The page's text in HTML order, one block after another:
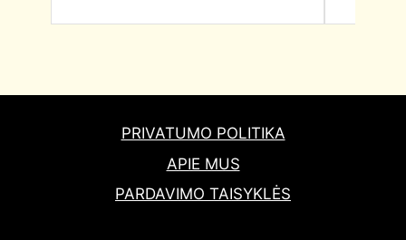
PRIVATUMO POLITIKA
APIE MUS
PARDAVIMO TAISYKLĖS